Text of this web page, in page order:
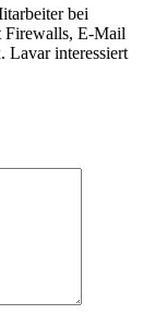
bei
Firewalls, E-Mail
Lavar interessiert